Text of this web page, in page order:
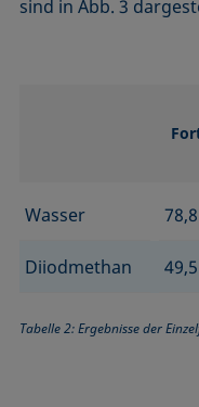
sind in Abb. 3
Wasser
Diiodmethan
Tabelle 2: Ergebnisse der